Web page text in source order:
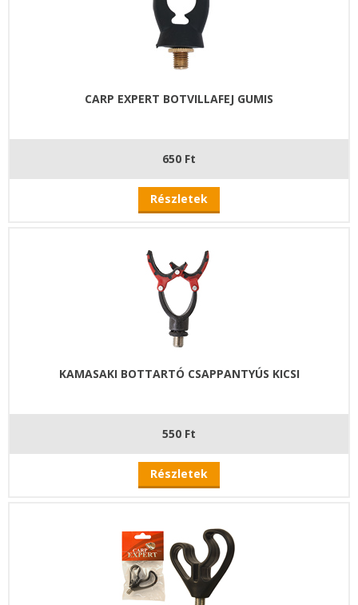
CARP EXPERT BOTVILLAFEJ GUMIS
650 Ft
Részletek
KAMASAKI BOTTARTÓ CSAPPANTYÚS KICSI
550 Ft
Részletek